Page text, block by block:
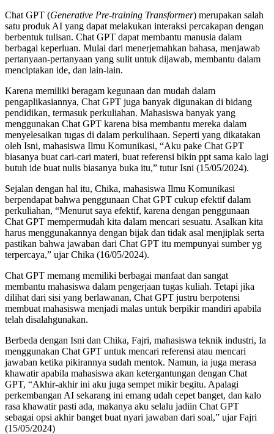
Chat GPT (Generative Pre-training Transformer) merupakan salah
satu produk AI yang dapat melakukan interaksi percakapan dengan
berbentuk tulisan. Chat GPT dapat membantu manusia dalam
berbagai keperluan. Mulai dari menerjemahkan bahasa, menjawab
pertanyaan-pertanyaan yang sulit untuk dijawab, membantu dalam
menciptakan ide, dan lain-lain.
Karena memiliki beragam kegunaan dan mudah dalam
pengaplikasiannya, Chat GPT juga banyak digunakan di bidang
pendidikan, termasuk perkuliahan. Mahasiswa banyak yang
menggunakan Chat GPT karena bisa membantu mereka dalam
menyelesaikan tugas di dalam perkulihaan. Seperti yang dikatakan
oleh Isni, mahasiswa Ilmu Komunikasi, “Aku pake Chat GPT
biasanya buat cari-cari materi, buat referensi bikin ppt sama kalo lagi
butuh ide buat nulis biasanya buka itu,” tutur Isni (15/05/2024).
Sejalan dengan hal itu, Chika, mahasiswa Ilmu Komunikasi
berpendapat bahwa penggunaan Chat GPT cukup efektif dalam
perkuliahan, “Menurut saya efektif, karena dengan penggunaan
Chat GPT mempermudah kita dalam mencari sesuatu. Asalkan kita
harus menggunakannya dengan bijak dan tidak asal menjiplak serta
pastikan bahwa jawaban dari Chat GPT itu mempunyai sumber yg
terpercaya,” ujar Chika (16/05/2024).
Chat GPT memang memiliki berbagai manfaat dan sangat
membantu mahasiswa dalam pengerjaan tugas kuliah. Tetapi jika
dilihat dari sisi yang berlawanan, Chat GPT justru berpotensi
membuat mahasiswa menjadi malas untuk berpikir mandiri apabila
telah disalahgunakan.
Berbeda dengan Isni dan Chika, Fajri, mahasiswa teknik industri, Ia
menggunakan Chat GPT untuk mencari referensi atau mencari
jawaban ketika pikirannya sudah mentok. Namun, ia juga merasa
khawatir apabila mahasiswa akan ketergantungan dengan Chat
GPT, “Akhir-akhir ini aku juga sempet mikir begitu. Apalagi
perkembangan AI sekarang ini emang udah cepet banget, dan kalo
rasa khawatir pasti ada, makanya aku selalu jadiin Chat GPT
sebagai opsi akhir banget buat nyari jawaban dari soal,” ujar Fajri
(15/05/2024)